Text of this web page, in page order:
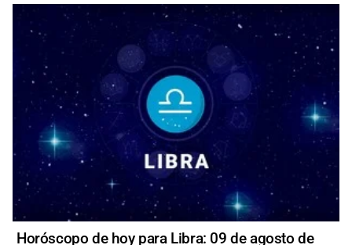
Horóscopo de hoy para Libra: 09 de agosto de